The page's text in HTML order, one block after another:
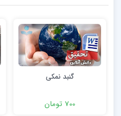
گنبد نمکی
700 تومان